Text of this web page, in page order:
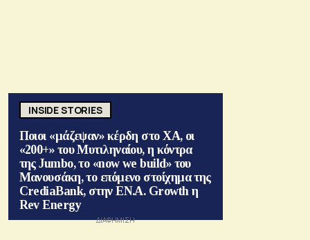
INSIDE STORIES
Ποιοι «μάζεψαν» κέρδη στο ΧΑ, οι
«200+» του Μυτιληναίου, η κόντρα
της Jumbo, το «now we build» του
Μανουσάκη, το επόμενο στοίχημα της
CrediaBank, στην ΕΝ.Α. Growth η
Rev Energy